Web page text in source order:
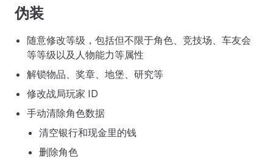
伪装
随意修改等级，包括但不限于角色、竞技场、车友会
等等级以及人物能力等属性
解锁物品、奖章、地堡、研究等
修改战局玩家 ID
手动清除角色数据
清空银行和现金里的钱
删除角色